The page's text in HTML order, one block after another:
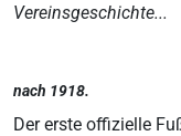
Vereinsgeschichte...
nach 1918.
Der erste offizielle